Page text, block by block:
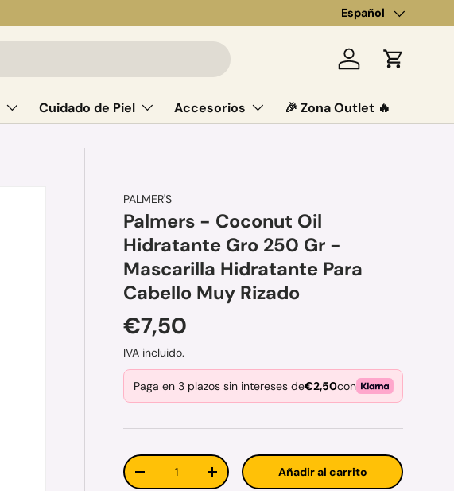
Idioma
Español
Iniciar sesión
Carrito
Cuidado de Piel Accesorios 🎉 Zona Outlet 🔥
PALMER'S
Palmers - Coconut Oil
Hidratante Gro 250 Gr -
Mascarilla Hidratante Para
Cabello Muy Rizado
Precio normal
€7,50
IVA incluido.
Paga en 3 plazos sin intereses de€2,50con
Cant.
Disminuir cantidadAumentar la cantidad
Añadir al carrito